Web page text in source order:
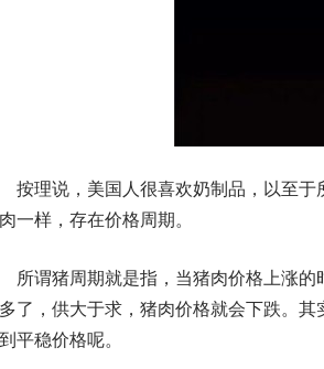
按理说，美国人很喜欢奶制品，以至
一样，存在价格周期。
所谓猪周期就是指，当猪肉价格上涨
了，供大于求，猪肉价格就会下跌。
平稳价格呢。